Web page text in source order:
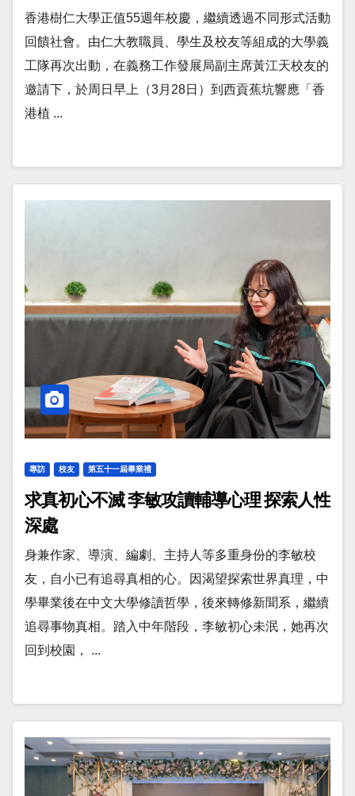
香港樹仁大學正值55週年校慶，繼續透過不同形式活動
回饋社會。由仁大教職員、學生及校友等組成的大學義
工隊再次出動，在義務工作發展局副主席黃江天校友的
邀請下，於周日早上（3月28日）到西貢蕉坑響應「香
港植 ...
專訪 校友 第五十一屆畢業禮
求真初心不滅 李敏攻讀輔導心理 探索人性
深處
身兼作家、導演、編劇、主持人等多重身份的李敏校
友，自小已有追尋真相的心。因渴望探索世界真理，中
學畢業後在中文大學修讀哲學，後來轉修新聞系，繼續
追尋事物真相。踏入中年階段，李敏初心未泯，她再次
回到校園， ...